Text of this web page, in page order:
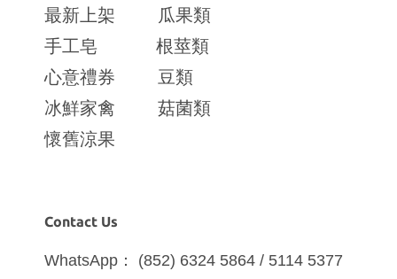
最新上架
瓜果類
手工皂
根莖類
心意禮券
豆類
冰鮮家禽
菇菌類
懷舊涼果
Contact Us
WhatsApp： (852) 6324 5864 / 5114 5377